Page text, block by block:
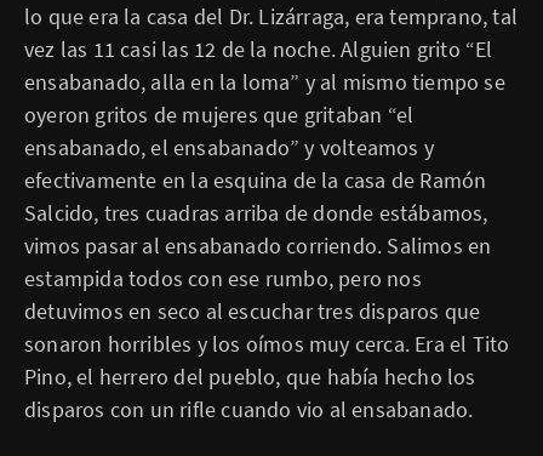
lo que era la casa del Dr. Lizárraga, era temprano, tal
vez las 11 casi las 12 de la noche. Alguien grito “El
ensabanado, alla en la loma” y al mismo tiempo se
oyeron gritos de mujeres que gritaban “el
ensabanado, el ensabanado” y volteamos y
efectivamente en la esquina de la casa de Ramón
Salcido, tres cuadras arriba de donde estábamos,
vimos pasar al ensabanado corriendo. Salimos en
estampida todos con ese rumbo, pero nos
detuvimos en seco al escuchar tres disparos que
sonaron horribles y los oímos muy cerca. Era el Tito
Pino, el herrero del pueblo, que había hecho los
disparos con un rifle cuando vio al ensabanado.